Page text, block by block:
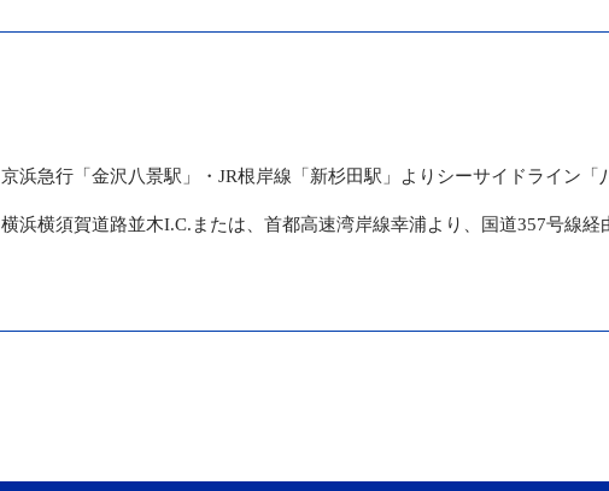
京浜急行「金沢八景駅」・JR根岸線「新杉田駅」よりシーサイドライン「
横浜横須賀道路並木I.C.または、首都高速湾岸線幸浦より、国道357号線経